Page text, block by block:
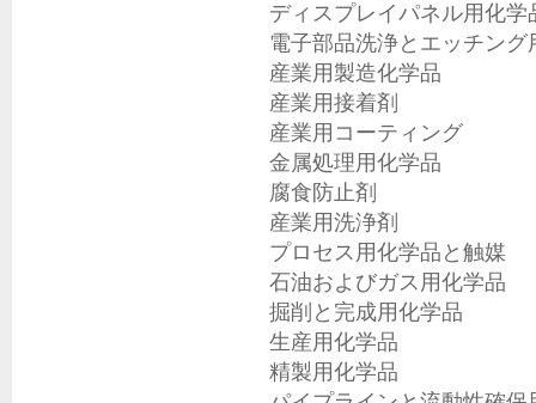
ディスプレイパネル用化学
電子部品洗浄とエッチング
産業用製造化学品
産業用接着剤
産業用コーティング
金属処理用化学品
腐食防止剤
産業用洗浄剤
プロセス用化学品と触媒
石油およびガス用化学品
掘削と完成用化学品
生産用化学品
精製用化学品